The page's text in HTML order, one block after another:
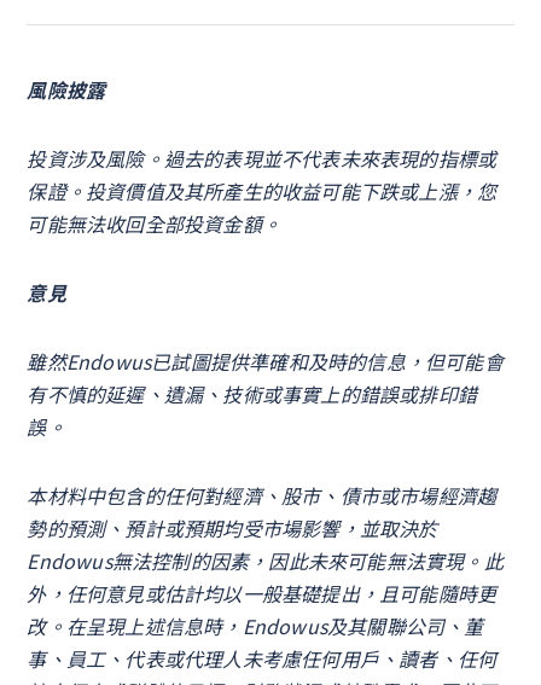
風險披露
投資涉及風險。過去的表現並不代表未來表現的指標或
保證。投資價值及其所產生的收益可能下跌或上漲，您
可能無法收回全部投資金額。
意見
雖然Endowus已試圖提供準確和及時的信息，但可能會
有不慎的延遲、遺漏、技術或事實上的錯誤或排印錯
誤。
本材料中包含的任何對經濟、股市、債市或市場經濟趨
勢的預測、預計或預期均受市場影響，並取決於
Endowus無法控制的因素，因此未來可能無法實現。此
外，任何意見或估計均以一般基礎提出，且可能隨時更
改。在呈現上述信息時，Endowus及其關聯公司、董
事、員工、代表或代理人未考慮任何用戶、讀者、任何